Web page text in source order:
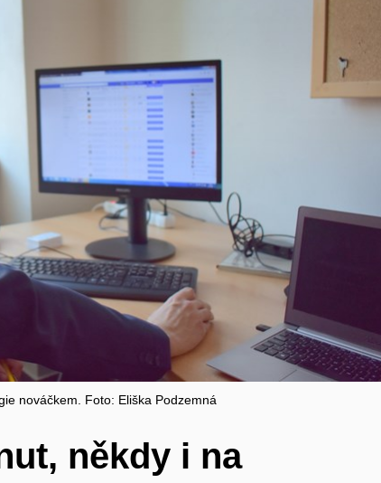
nováčkem. Foto: Eliška Podzemná
někdy i na